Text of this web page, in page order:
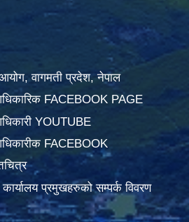
वागमती प्रदेश, नेपाल
FACEBOOK PAGE
YOUTUBE
FACEBOOK
कार्यालय प्रमुखहरुको सम्पर्क विवरण